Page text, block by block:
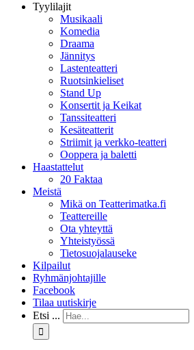
Tyylilajit
Musikaali
Komedia
Draama
Jännitys
Lastenteatteri
Ruotsinkieliset
Stand Up
Konsertit ja Keikat
Tanssiteatteri
Kesäteatterit
Striimit ja verkko-teatteri
Ooppera ja baletti
Haastattelut
20 Faktaa
Meistä
Mikä on Teatterimatka.fi
Teattereille
Ota yhteyttä
Yhteistyössä
Tietosuojalauseke
Kilpailut
Ryhmänjohtajille
Facebook
Tilaa uutiskirje
Etsi ...